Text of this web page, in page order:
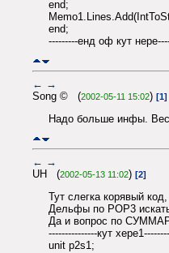
end;
end;
---------енд оф кут
← →
Song © (2002-05-11 15:02) [1]
Надо больше инфы.
← →
UH (2002-05-13 11:02) [2]
Тут слегка корявый
Дельфы по POP3
Да и вопрос по
---------------кут
unit p2s1;